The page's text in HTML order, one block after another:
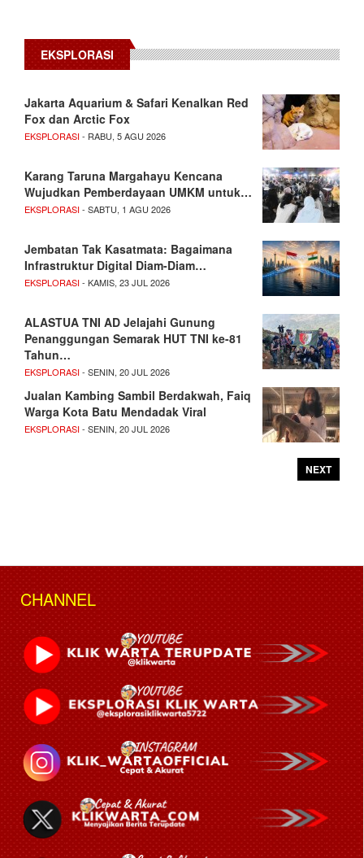
EKSPLORASI
Jakarta Aquarium & Safari Kenalkan Red
Fox dan Arctic Fox
EKSPLORASI- RABU, 5 AGU 2026
Karang Taruna Margahayu Kencana
Wujudkan Pemberdayaan UMKM untuk…
EKSPLORASI- SABTU, 1 AGU 2026
Jembatan Tak Kasatmata: Bagaimana
Infrastruktur Digital Diam-Diam…
EKSPLORASI- KAMIS, 23 JUL 2026
ALASTUA TNI AD Jelajahi Gunung
Penanggungan Semarak HUT TNI ke-81
Tahun…
EKSPLORASI- SENIN, 20 JUL 2026
Jualan Kambing Sambil Berdakwah, Faiq
Warga Kota Batu Mendadak Viral
EKSPLORASI- SENIN, 20 JUL 2026
NEXT
CHANNEL